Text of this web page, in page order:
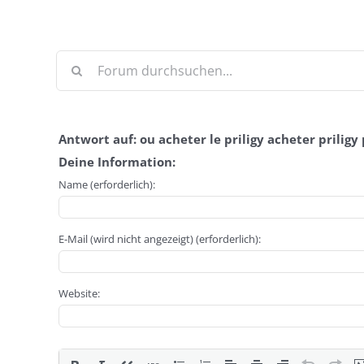
Antwort auf: ou acheter le priligy acheter priligy
Deine Information:
Name (erforderlich):
E-Mail (wird nicht angezeigt) (erforderlich):
Website: